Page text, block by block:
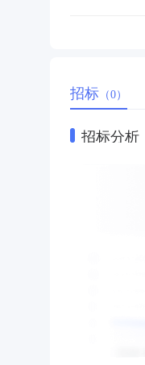
招标 （0）
招标分析